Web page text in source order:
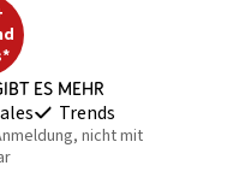
es mehr
Trends
nicht mit